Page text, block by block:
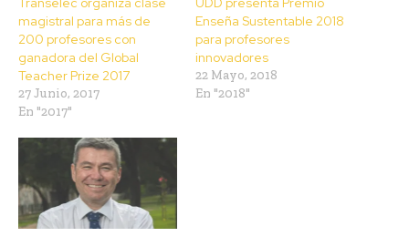
magistral para más de
200 profesores con
ganadora del Global
Teacher Prize 2017
27 Junio, 2017
En "2017"
Enseña Sustentable 2018
para profesores
innovadores
22 Mayo, 2018
En "2018"